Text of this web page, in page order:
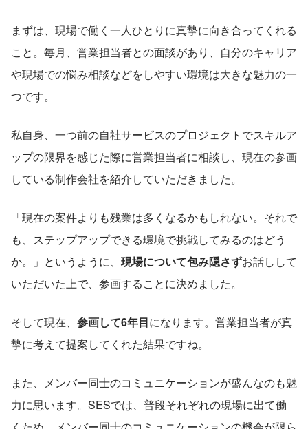
まずは、現場で働く一人ひとりに真摯に向き合ってくれる
こと。毎月、営業担当者との面談があり、自分のキャリア
や現場での悩み相談などをしやすい環境は大きな魅力の一
つです。
私自身、一つ前の自社サービスのプロジェクトでスキルア
ップの限界を感じた際に営業担当者に相談し、現在の参画
している制作会社を紹介していただきました。
「現在の案件よりも残業は多くなるかもしれない。それで
も、ステップアップできる環境で挑戦してみるのはどう
か。」というように、 現場について包み隠さずお話しして
いただいた上で、参画することに決めました。
そして現在、 参画して6年目になります。営業担当者が真
摯に考えて提案してくれた結果ですね。
また、メンバー同士のコミュニケーションが盛んなのも魅
力に思います。SESでは、普段それぞれの現場に出て働